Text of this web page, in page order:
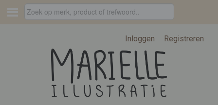
Inloggen Registreren